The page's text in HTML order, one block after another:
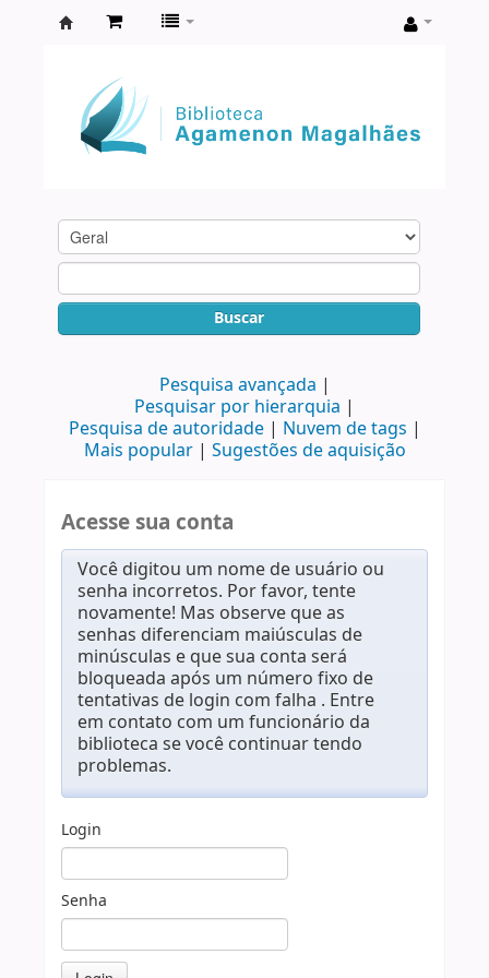
Agamenon
Magalhães
Buscar
Pesquisa avançada
Pesquisar por hierarquia
Pesquisa de autoridade
Nuvem de tags
Mais popular
Sugestões de aquisição
Acesse sua conta
Você digitou um nome de usuário ou
senha incorretos. Por favor, tente
novamente! Mas observe que as
senhas diferenciam maiúsculas de
minúsculas e que sua conta será
bloqueada após um número fixo de
tentativas de login com falha . Entre
em contato com um funcionário da
biblioteca se você continuar tendo
problemas.
Login
Senha